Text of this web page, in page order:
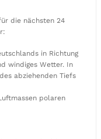
die nächsten 24
in Richtung
windiges Wetter. In
abziehenden Tiefs
polaren